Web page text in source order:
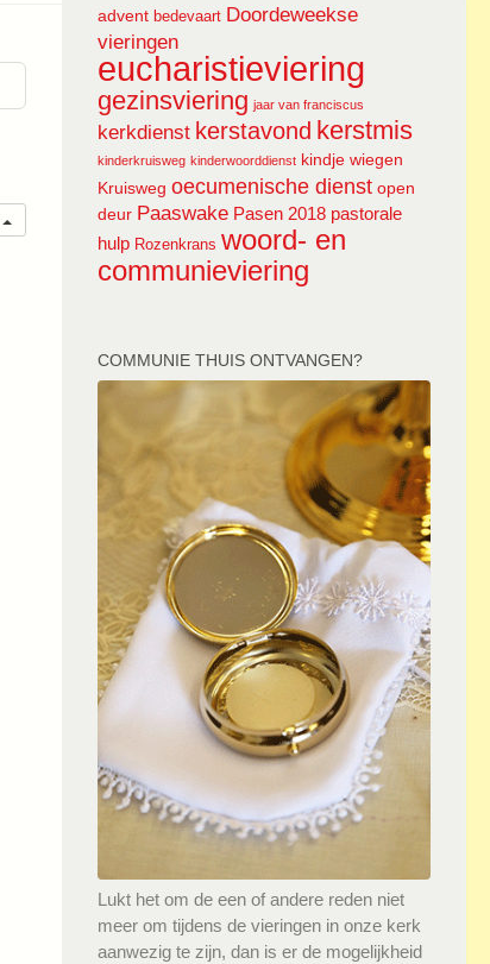
advent bedevaart Doordeweekse
vieringen
eucharistieviering
gezinsviering jaar van franciscus
kerkdienst kerstavond kerstmis
kinderkruisweg kinderwoorddienst kindje wiegen
Kruisweg oecumenische dienst open
deur Paaswake Pasen 2018 pastorale
hulp Rozenkrans woord- en
communieviering
COMMUNIE THUIS ONTVANGEN?
Lukt het om de een of andere reden niet
meer om tijdens de vieringen in onze kerk
aanwezig te zijn, dan is er de mogelijkheid